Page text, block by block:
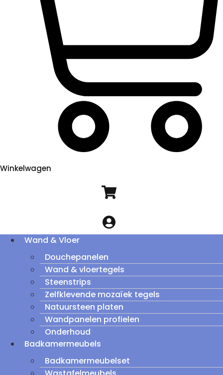
Winkelwagen
Wand & Vloer
Douchepanelen
Wand & vloertegels
Steenstrips
Zelfklevende mozaïek tegels
Natuursteen platen
Wandpanelen profielen
Onderhoud
Badkamermeubels
Badkamermeubelset